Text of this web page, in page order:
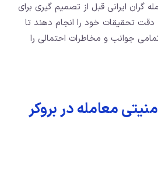
گران ایرانی قبل از تصمیم گیری برای
دقت تحقیقات خود را انجام دهند تا
جوانب و مخاطرات احتمالی را
معامله در بروکر